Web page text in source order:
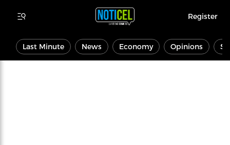
Register
Last Minute News Economy Opinions